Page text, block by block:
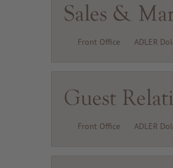
Sales &
Front Office ADLER
Guest
Front Office ADLER